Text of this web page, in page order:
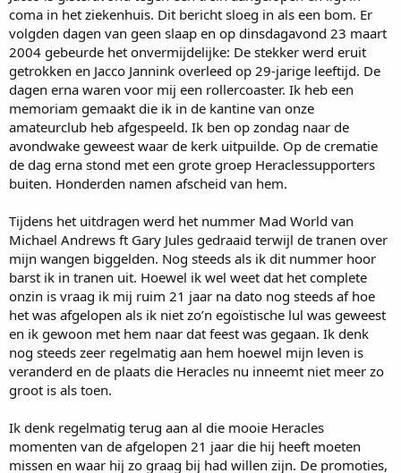
coma in het ziekenhuis. Dit bericht sloeg in als een bom. Er
volgden dagen van geen slaap en op dinsdagavond 23 maart
2004 gebeurde het onvermijdelijke: De stekker werd eruit
getrokken en Jacco Jannink overleed op 29-jarige leeftijd. De
dagen erna waren voor mij een rollercoaster. Ik heb een
memoriam gemaakt die ik in de kantine van onze
amateurclub heb afgespeeld. Ik ben op zondag naar de
avondwake geweest waar de kerk uitpuilde. Op de crematie
de dag erna stond met een grote groep Heraclessupporters
buiten. Honderden namen afscheid van hem.
Tijdens het uitdragen werd het nummer Mad World van
Michael Andrews ft Gary Jules gedraaid terwijl de tranen over
mijn wangen biggelden. Nog steeds als ik dit nummer hoor
barst ik in tranen uit. Hoewel ik wel weet dat het complete
onzin is vraag ik mij ruim 21 jaar na dato nog steeds af hoe
het was afgelopen als ik niet zo’n egoïstische lul was geweest
en ik gewoon met hem naar dat feest was gegaan. Ik denk
nog steeds zeer regelmatig aan hem hoewel mijn leven is
veranderd en de plaats die Heracles nu inneemt niet meer zo
groot is als toen.
Ik denk regelmatig terug aan al die mooie Heracles
momenten van de afgelopen 21 jaar die hij heeft moeten
missen en waar hij zo graag bij had willen zijn. De promoties,